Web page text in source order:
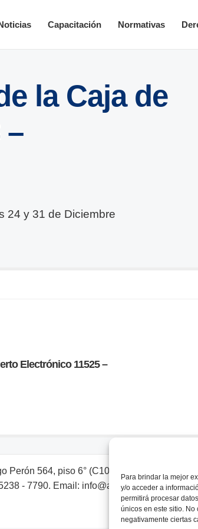
Para brindar la mejor
y/o acceder a
permitirá procesar
únicos en este sitio.
negativamente ciertas
Capacitación Normativas
la Caja de
–
24 y 31 de Diciembre
Electrónico 11525 –
Perón 564, piso 6° (C1038AAL) Bs. As.,
- 7790. Email: